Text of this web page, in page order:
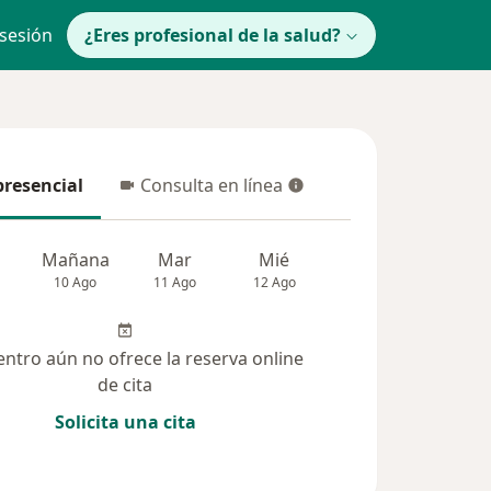
¿Eres profesional de la salud?
Consulta en línea
Consulta en línea
Mañana
10 Ago
Mar
11 Ago
Mié
12 Ago
aún no ofrece la reserva online
de cita
Solicita una cita